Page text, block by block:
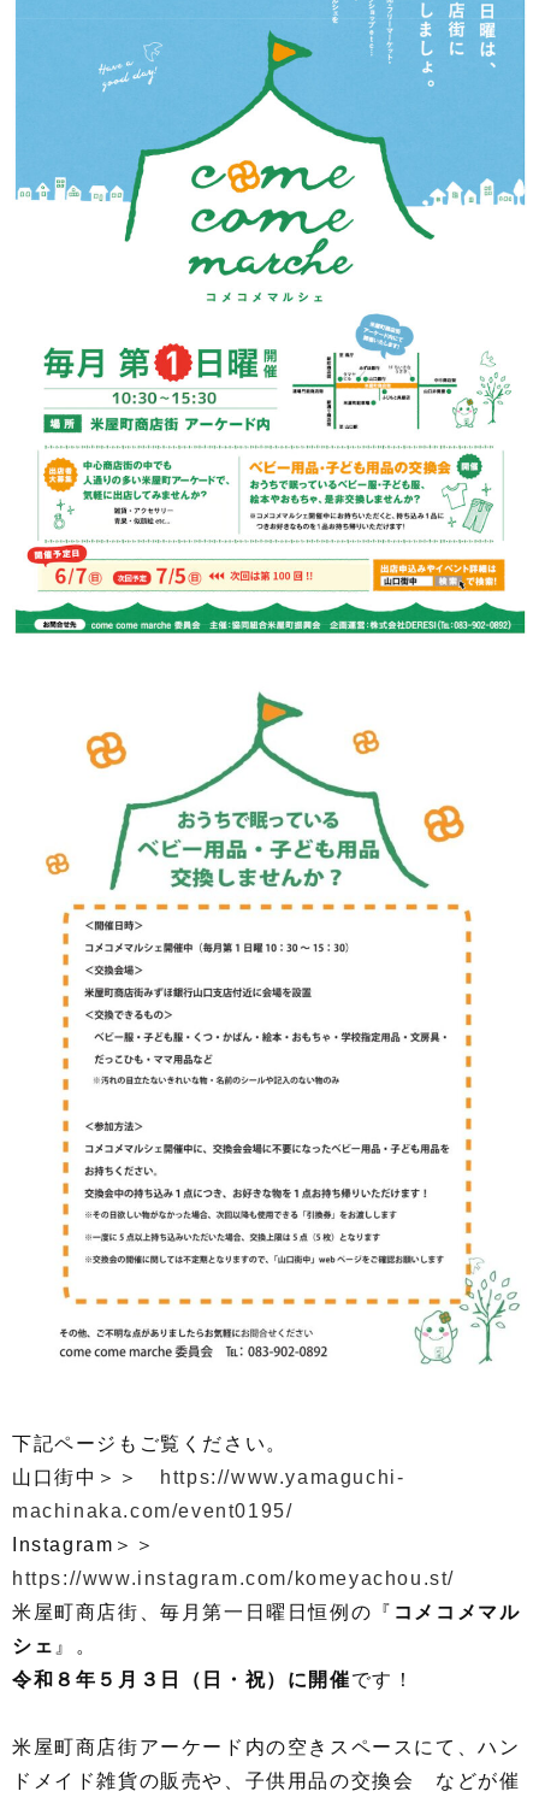
下記ページもご覧ください。
山口街中＞＞
https://www.yamaguchi-
machinaka.com/event0195/
Instagram＞＞
https://www.instagram.com/komeyachou.st/
米屋町商店街、毎月第一日曜日恒例の『 コメコメマル
シェ 』。
令和８ 年５月３日（日・祝）に開催です！
米屋町商店街アーケード内の空きスペースにて、ハン
ドメイド雑貨の販売や、子供用品の交換会 などが催